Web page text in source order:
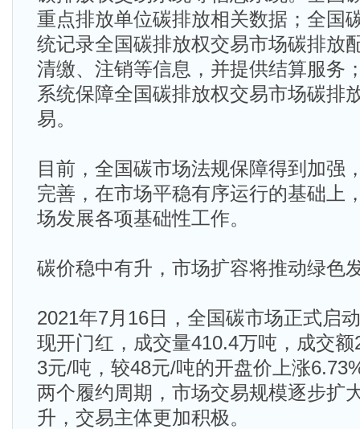
重点排放单位碳排放相关数据；全国
统记录全国碳排放权交易市场碳排放
清缴、注销等信息，并提供结算服务
系统保障全国碳排放权交易市场碳排
易。
目前，全国碳市场法规保障得到加强
完善，在市场平稳有序运行的基础上
场发展各项基础性工作。
碳价稳中有升，市场扩容将推动绿色
2021年7月16日，全国碳市场正式启
现开门红，成交量410.4万吨，成交
3元/吨，较48元/吨的开盘价上涨
两个履约周期，市场交易规模逐步扩
升，交易主体更加积极。